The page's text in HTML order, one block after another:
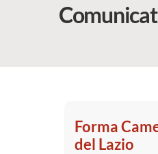
Roma
Roma
Forma
del Lazio